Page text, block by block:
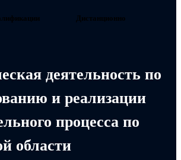
Дистанционно
деятельность по
и реализации
процесса по
области